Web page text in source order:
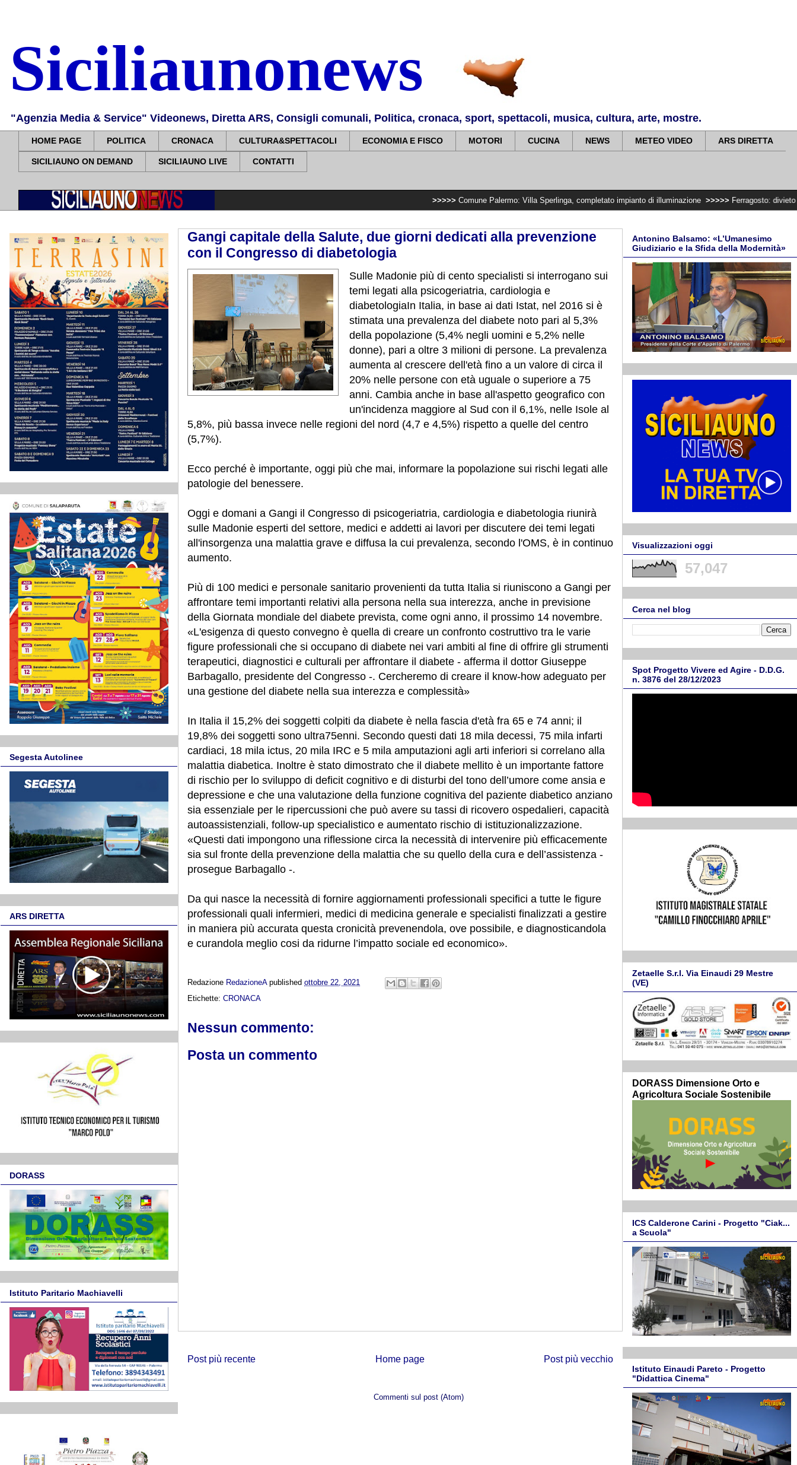
Siciliaunonews
"Agenzia Media & Service" Videonews, Diretta ARS, Consigli comunali, Politica, cronaca, sport, spettacoli, musica, cultura, arte, mostre.
HOME PAGE POLITICA CRONACA CULTURA&SPETTACOLI ECONOMIA E FISCO MOTORI CUCINA NEWS METEO VIDEO ARS DIRETTA
SICILIAUNO ON DEMAND SICILIAUNO LIVE CONTATTI
Comune Palermo: Villa Sperlinga, completato impianto di illuminazione >>>>> Ferragosto: divieto di trasportare
Gangi capitale della Salute, due giorni dedicati alla prevenzione
con il Congresso di diabetologia
Sulle Madonie più di cento specialisti si interrogano sui
temi legati alla psicogeriatria, cardiologia e
diabetologiaIn Italia, in base ai dati Istat, nel 2016 si è
stimata una prevalenza del diabete noto pari al 5,3%
della popolazione (5,4% negli uomini e 5,2% nelle
donne), pari a oltre 3 milioni di persone. La prevalenza
aumenta al crescere dell'età fino a un valore di circa il
20% nelle persone con età uguale o superiore a 75
anni. Cambia anche in base all'aspetto geografico con
un'incidenza maggiore al Sud con il 6,1%, nelle Isole al
5,8%, più bassa invece nelle regioni del nord (4,7 e 4,5%) rispetto a quelle del centro
(5,7%).
Ecco perché è importante, oggi più che mai, informare la popolazione sui rischi legati alle
patologie del benessere.
Oggi e domani a Gangi il Congresso di psicogeriatria, cardiologia e diabetologia riunirà
sulle Madonie esperti del settore, medici e addetti ai lavori per discutere dei temi legati
all'insorgenza una malattia grave e diffusa la cui prevalenza, secondo l'OMS, è in continuo
aumento.
Più di 100 medici e personale sanitario provenienti da tutta Italia si riuniscono a Gangi per
affrontare temi importanti relativi alla persona nella sua interezza, anche in previsione
della Giornata mondiale del diabete prevista, come ogni anno, il prossimo 14 novembre.
«L'esigenza di questo convegno è quella di creare un confronto costruttivo tra le varie
figure professionali che si occupano di diabete nei vari ambiti al fine di offrire gli strumenti
terapeutici, diagnostici e culturali per affrontare il diabete - afferma il dottor Giuseppe
Barbagallo, presidente del Congresso -. Cercheremo di creare il know-how adeguato per
una gestione del diabete nella sua interezza e complessità»
In Italia il 15,2% dei soggetti colpiti da diabete è nella fascia d'età fra 65 e 74 anni; il
19,8% dei soggetti sono ultra75enni. Secondo questi dati 18 mila decessi, 75 mila infarti
cardiaci, 18 mila ictus, 20 mila IRC e 5 mila amputazioni agli arti inferiori si correlano alla
malattia diabetica. Inoltre è stato dimostrato che il diabete mellito è un importante fattore
di rischio per lo sviluppo di deficit cognitivo e di disturbi del tono dell’umore come ansia e
depressione e che una valutazione della funzione cognitiva del paziente diabetico anziano
sia essenziale per le ripercussioni che può avere su tassi di ricovero ospedalieri, capacità
autoassistenziali, follow-up specialistico e aumentato rischio di istituzionalizzazione.
«Questi dati impongono una riflessione circa la necessità di intervenire più efficacemente
sia sul fronte della prevenzione della malattia che su quello della cura e dell’assistenza -
prosegue Barbagallo -.
Da qui nasce la necessità di fornire aggiornamenti professionali specifici a tutte le figure
professionali quali infermieri, medici di medicina generale e specialisti finalizzati a gestire
in maniera più accurata questa cronicità prevenendola, ove possibile, e diagnosticandola
e curandola meglio cosi da ridurne l’impatto sociale ed economico».
Redazione RedazioneA published ottobre 22, 2021
Etichette: CRONACA
Nessun commento:
Posta un commento
Post più recente Post più vecchio
Home page
Commenti sul post (Atom)
Segesta Autolinee
ARS DIRETTA
DORASS
Istituto Paritario Machiavelli
Antonino Balsamo: «L’Umanesimo
Giudiziario e la Sfida della Modernità»
Visualizzazioni oggi
57,047
Cerca nel blog
Spot Progetto Vivere ed Agire - D.D.G.
n. 3876 del 28/12/2023
Zetaelle S.r.l. Via Einaudi 29 Mestre
(VE)
DORASS Dimensione Orto e
Agricoltura Sociale Sostenibile
ICS Calderone Carini - Progetto "Ciak...
a Scuola"
Istituto Einaudi Pareto - Progetto
"Didattica Cinema"